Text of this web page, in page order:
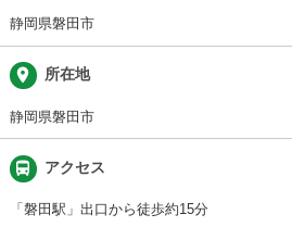
静岡県磐田市
place 所在地
静岡県磐田市
directions_bus アクセス
「磐田駅」出口から徒歩約15分